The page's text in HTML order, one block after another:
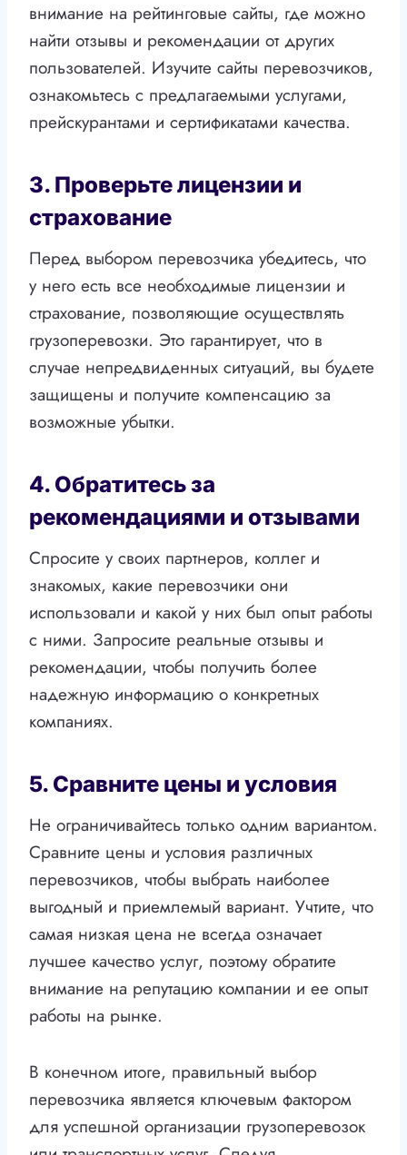
внимание на рейтинговые сайты, где можно
найти отзывы и рекомендации от других
пользователей. Изучите сайты перевозчиков,
ознакомьтесь с предлагаемыми услугами,
прейскурантами и сертификатами качества.
3. Проверьте лицензии и
страхование
Перед выбором перевозчика убедитесь, что
у него есть все необходимые лицензии и
страхование, позволяющие осуществлять
грузоперевозки. Это гарантирует, что в
случае непредвиденных ситуаций, вы будете
защищены и получите компенсацию за
возможные убытки.
4. Обратитесь за
рекомендациями и отзывами
Спросите у своих партнеров, коллег и
знакомых, какие перевозчики они
использовали и какой у них был опыт работы
с ними. Запросите реальные отзывы и
рекомендации, чтобы получить более
надежную информацию о конкретных
компаниях.
5. Сравните цены и условия
Не ограничивайтесь только одним вариантом.
Сравните цены и условия различных
перевозчиков, чтобы выбрать наиболее
выгодный и приемлемый вариант. Учтите, что
самая низкая цена не всегда означает
лучшее качество услуг, поэтому обратите
внимание на репутацию компании и ее опыт
работы на рынке.
В конечном итоге, правильный выбор
перевозчика является ключевым фактором
для успешной организации грузоперевозок